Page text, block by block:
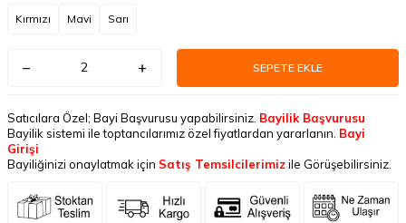
Kırmızı Mavi Sarı
SEPETE EKLE
Satıcılara Özel; Bayi Başvurusu yapabilirsiniz. Bayilik Başvurusu
Bayilik sistemi ile toptancılarımız özel fiyatlardan yararlanın. Bayi
Girişi
Bayiliğinizi onaylatmak için Satış Temsilcilerimizile Görüşebilirsiniz.